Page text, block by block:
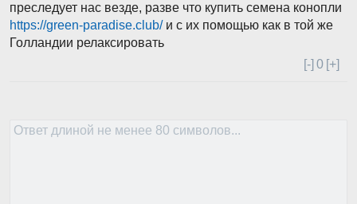
преследует нас везде, разве что купить семена конопли
https://green-paradise.club/и с их помощью как в той же
Голландии релаксировать
[-] 0 [+]